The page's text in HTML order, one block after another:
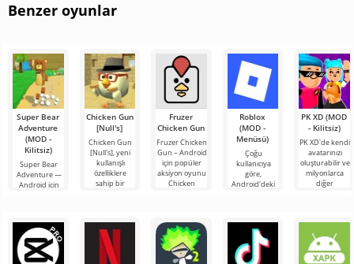
Benzer oyunlar
Super Bear
Adventure
(MOD -
Kilitsiz)
Super Bear
Adventure —
Android için
heyecan verici
3D
Chicken Gun
[Null's]
Chicken Gun
[Null's], yeni
kullanışlı
özelliklere
sahip bir
farklı
Fruzer
Chicken Gun
Fruzer Chicken
Gun – Android
için popüler
aksiyon oyunu
Chicken
Roblox
(MOD -
Menüsü)
Çoğu
kullanıcıya
göre,
Android'deki
proje, sınırsız
olanaklarıyla
PK XD (MOD
- Kilitsiz)
PK XD'de kendi
avatarınızı
oluşturabilir ve
milyonlarca
diğer